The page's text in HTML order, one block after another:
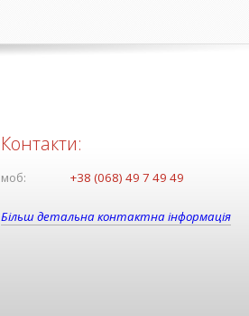
Контакти:
моб: +38 (068) 49 7 49 49
Більш детальна контактна інформація